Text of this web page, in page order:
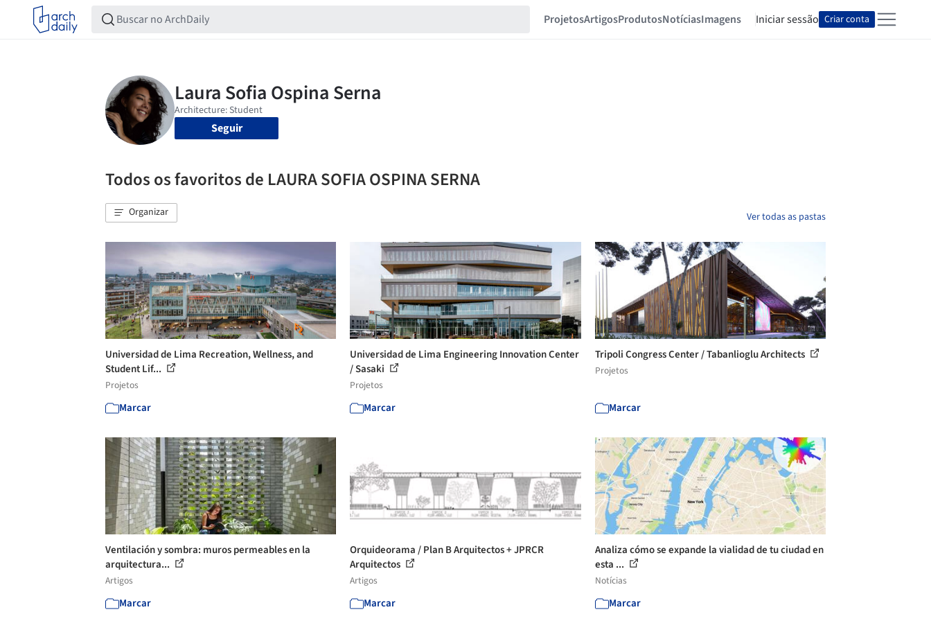
ProjetosArtigosProdutosNotíciasImagens Iniciar sessão Criar conta
Seguir
Todos os favoritos de LAURA SOFIA OSPINA SERNA
Organizar Ver todas as pastas
Universidad de Lima Recreation, Wellness, and
Student Lif...
Projetos
Marcar
Universidad de Lima Engineering Innovation Center
/ Sasaki
Projetos
Marcar
Tripoli Congress Center / Tabanlioglu Architects
Projetos
Marcar
Ventilación y sombra: muros permeables en la
arquitectura...
Artigos
Marcar
Orquideorama / Plan B Arquitectos + JPRCR
Arquitectos
Artigos
Marcar
Analiza cómo se expande la vialidad de tu ciudad en
esta ...
Notícias
Marcar